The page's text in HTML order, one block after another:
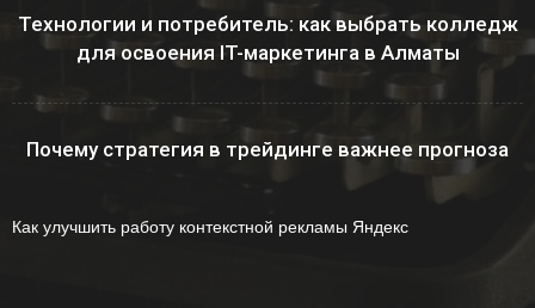
Технологии и потребитель: как выбрать колледж
для освоения IT-маркетинга в Алматы
Почему стратегия в трейдинге важнее прогноза
Как улучшить работу контекстной рекламы Яндекс